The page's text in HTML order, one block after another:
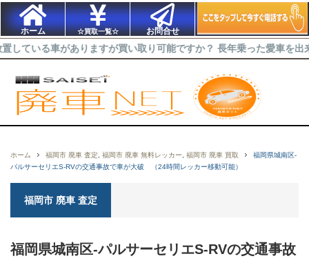
ホーム ☆買取一覧☆ お問合せ
りますが買い取り可能ですか？ 長年乗った愛車を出来るだけ高く
ホーム 福岡市 廃車 査定 福岡市 廃車 無料レッカー 福岡市 廃車 買取
福岡県城南区-
パルサーセリエS-RVの交通事故で車が大破 （24時間レッカー移動可能）
福岡市 廃車 査定
福岡県城南区-パルサーセリエS-RVの交通事故